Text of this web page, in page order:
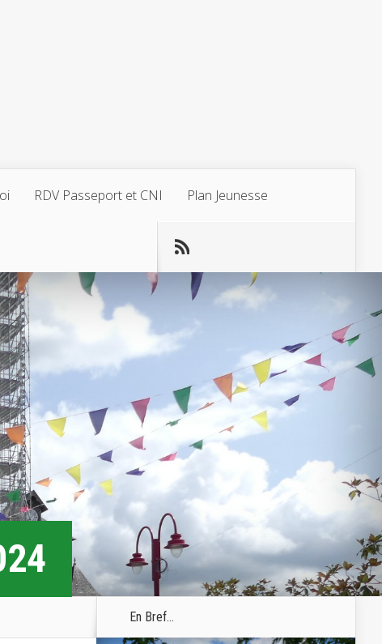
RDV Passeport et CNI Plan Jeunesse
En Bref...